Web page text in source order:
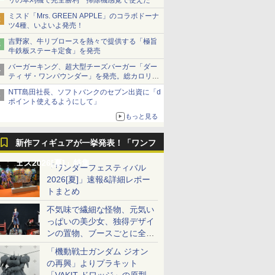
ミスド「Mrs. GREEN APPLE」のコラボドーナ
ツ4種、いよいよ発売！
吉野家、牛リブロースを熱々で提供する「極旨
牛鉄板ステーキ定食」を発売
バーガーキング、超大型チーズバーガー「ダー
ティ ザ・ワンパウンダー」を発売。総カロリー
約1656kcal、総重量約527g！
NTT島田社長、ソフトバンクのセブン出資に「d
ポイント使えるようにして」
もっと見る
新作フィギュアが一挙発表！「ワンフ
ェス2026[夏]」特集「ワンダーフェスティバル
2026[夏]」速報&詳細レポー
トまとめ
不気味で繊細な怪物、元気い
っぱいの美少女、独得デザイ
ンの置物、ブースごとに全く
異なる世界が広がる一般ディ
ーラーフォトレポート
「機動戦士ガンダム ジオン
の再興」よりプラキット